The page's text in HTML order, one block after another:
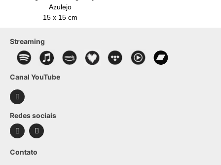
Azulejo
15 x 15 cm
Streaming
Canal YouTube
Redes sociais
Contato